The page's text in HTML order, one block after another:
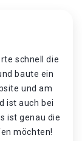
schnell die
baute ein
und am
ist auch bei
ist genau die
möchten!